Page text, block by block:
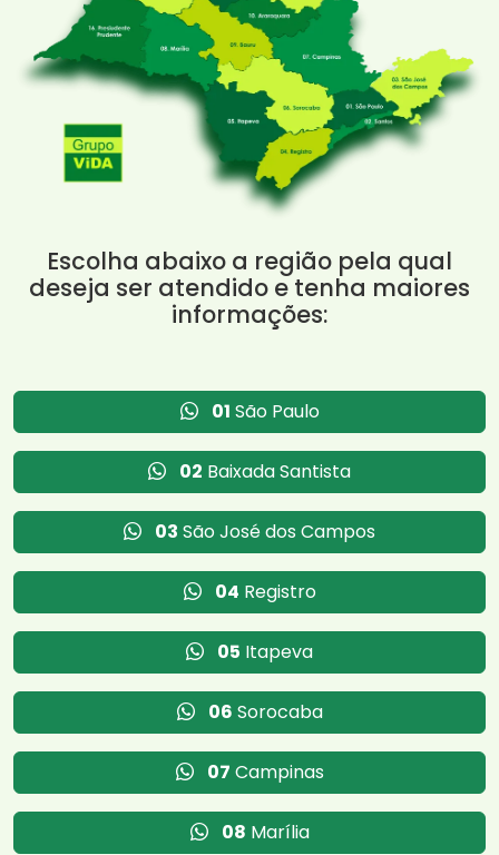
Escolha abaixo a região pela qual
deseja ser atendido e tenha maiores
informações:
01 São Paulo
02 Baixada Santista
03 São José dos Campos
04 Registro
05 Itapeva
06 Sorocaba
07 Campinas
08 Marília